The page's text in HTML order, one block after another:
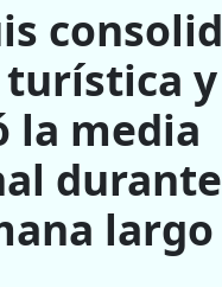
y
la media
largo